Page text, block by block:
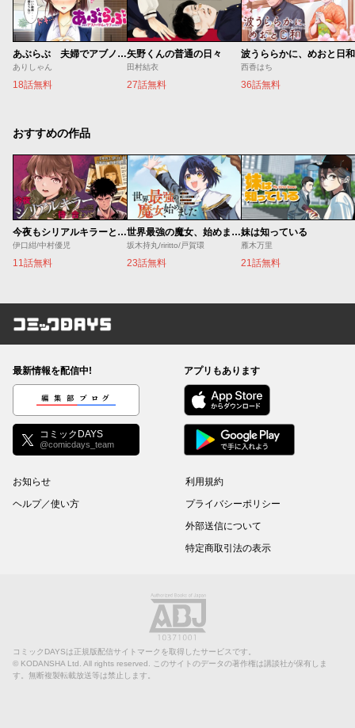
あぶらぶ 夫婦でアブノーマルなラブしませんか？
ありしゃん
18話無料
矢野くんの普通の日々
田村結衣
27話無料
波うららかに、めおと日和
西香はち
36話無料
おすすめの作品
今夜もシリアルキラーと待ち合わせ
伊口紺/中村優児
11話無料
世界最強の魔女、始めました ～私だけ『攻略サイト』を見れる世界で自由に生きます～
坂木持丸/riritto/戸賀環
23話無料
妹は知っている
雁木万里
21話無料
コミックDAYS
最新情報を配信中!
編集部ブログ
コミックDAYS
@comicdays_team
アプリもあります
お知らせ
ヘルプ／使い方
利用規約
プライバシーポリシー
外部送信について
特定商取引法の表示
コミックDAYSは正規版配信サイトマークを取得したサービスです。
© KODANSHA Ltd. All rights reserved. このサイトのデータの著作権は講談社が保有しま
す。無断複製転載放送等は禁止します。